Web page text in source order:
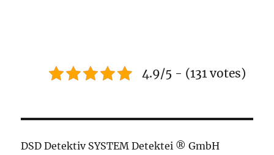
4.9/5 - (131 votes)
DSD Detektiv SYSTEM Detektei ® GmbH